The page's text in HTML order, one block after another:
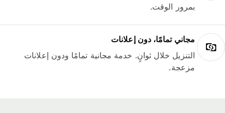
بمرور الوقت.
مجاني تمامًا، دون إعلانات
التنزيل خلال ثوانٍ. خدمة مجانية تمامًا ودون إعلانات
مزعجة.